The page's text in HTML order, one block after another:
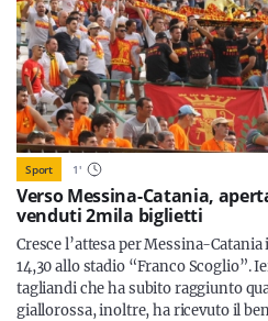
Sport 1'
Verso Messina-Catania,
venduti 2mila biglietti
Cresce l’attesa per Messina-
14,30 allo stadio “Franco Scoglio”.
tagliandi che ha subito raggiunto
giallorossa, inoltre, ha ricevuto il